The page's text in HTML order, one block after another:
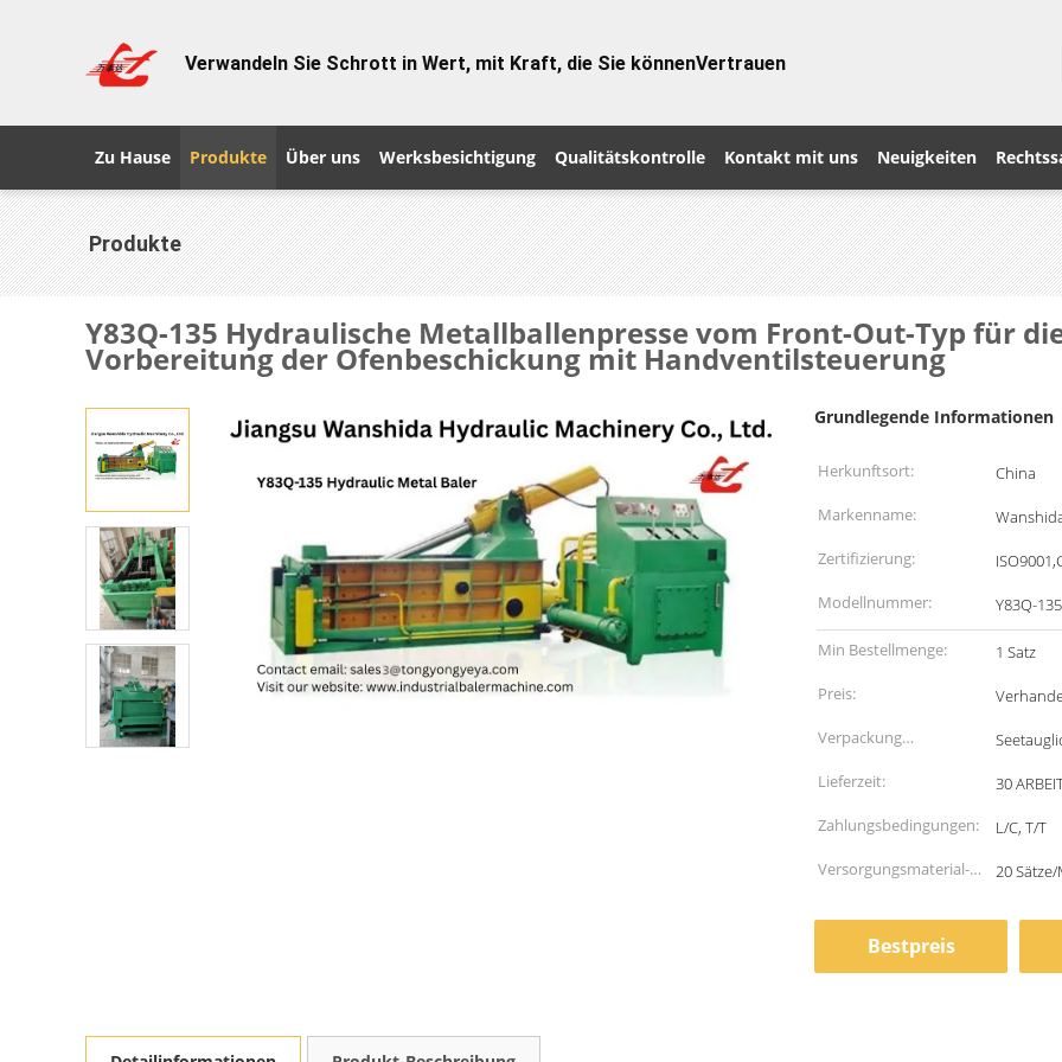
Verwandeln Sie Schrott in Wert, mit Kraft, die Sie könnenVertrauen
Zu Hause Produkte Über uns Werksbesichtigung Qualitätskontrolle Kontakt mit uns Neuigkeiten
Produkte
Y83Q-135 Hydraulische Metallballenpresse vom Front-Out-Typ für
Vorbereitung der Ofenbeschickung mit Handventilsteuerung
Grundlegende Informationen
Herkunftsort:
China
Markenname:
Zertifizierung:
Modellnummer:
Y83Q-135
Min Bestellmenge:
1 Satz
Preis:
Verpackung
Informationen:
Lieferzeit:
30
Zahlungsbedingungen:
L/C, T/T
Versorgungsmaterial-
20
Bestpreis